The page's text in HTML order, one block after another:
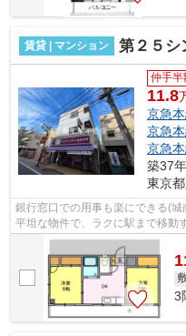
賃貸 | マンション 第２５シ
仲手半
11.8
京急
京急
京急
築37
東京都
銀行窓口での用事も楽にできる(
平坦な物件で、ラクに駅まで移動
置に立地する、アクセス良好な物件
3